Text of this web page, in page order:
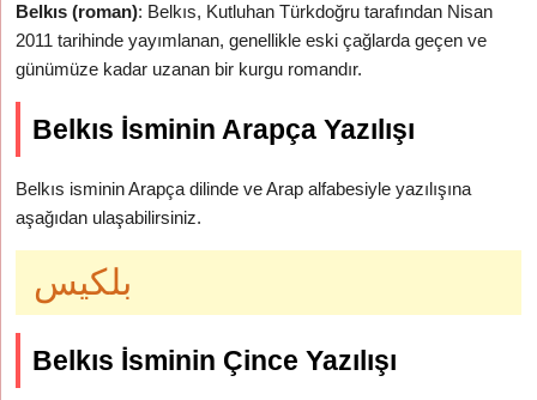
Belkıs (roman): Belkıs, Kutluhan Türkdoğru tarafından Nisan
2011 tarihinde yayımlanan, genellikle eski çağlarda geçen ve
günümüze kadar uzanan bir kurgu romandır.
Belkıs İsminin Arapça Yazılışı
Belkıs isminin Arapça dilinde ve Arap alfabesiyle yazılışına
aşağıdan ulaşabilirsiniz.
بلكيس
Belkıs İsminin Çince Yazılışı